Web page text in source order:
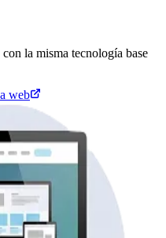
la misma tecnología base
web